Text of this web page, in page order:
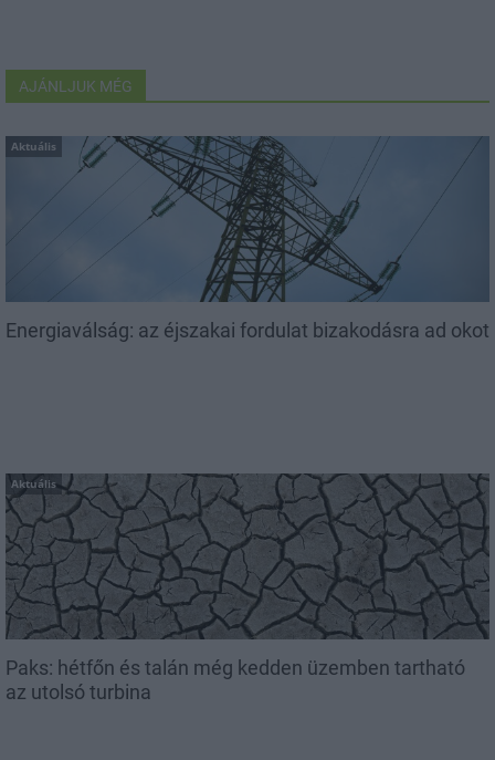
AJÁNLJUK MÉG
Aktuális
Energiaválság: az éjszakai fordulat bizakodásra ad okot
Aktuális
Paks: hétfőn és talán még kedden üzemben tartható
az utolsó turbina